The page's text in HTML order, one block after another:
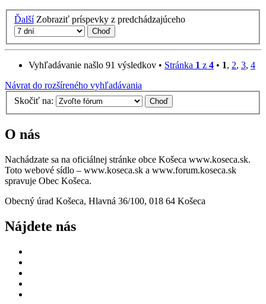
Ďalší Zobraziť príspevky z predchádzajúceho
Vyhľadávanie našlo 91 výsledkov • Stránka 1 z 4 • 1, 2, 3, 4
Návrat do rozšíreného vyhľadávania
Skočiť na:
O nás
Nachádzate sa na oficiálnej stránke obce Košeca www.koseca.sk.
Toto webové sídlo – www.koseca.sk a www.forum.koseca.sk
spravuje Obec Košeca.
Obecný úrad Košeca, Hlavná 36/100, 018 64 Košeca
Nájdete nás